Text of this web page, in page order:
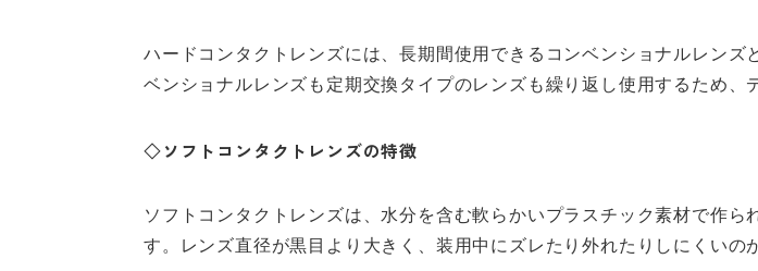
ハードコンタクトレンズには、長期間使用できるコンベンショナルレン
ベンショナルレンズも定期交換タイプのレンズも繰り返し使用するため、
◇ソフトコンタクトレンズの特徴
ソフトコンタクトレンズは、水分を含む軟らかいプラスチック素材で作
す。レンズ直径が黒目より大きく、装用中にズレたり外れたりしにくいの